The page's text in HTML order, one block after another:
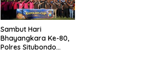
Sambut Hari
Bhayangkara Ke-80,
Polres Situbondo